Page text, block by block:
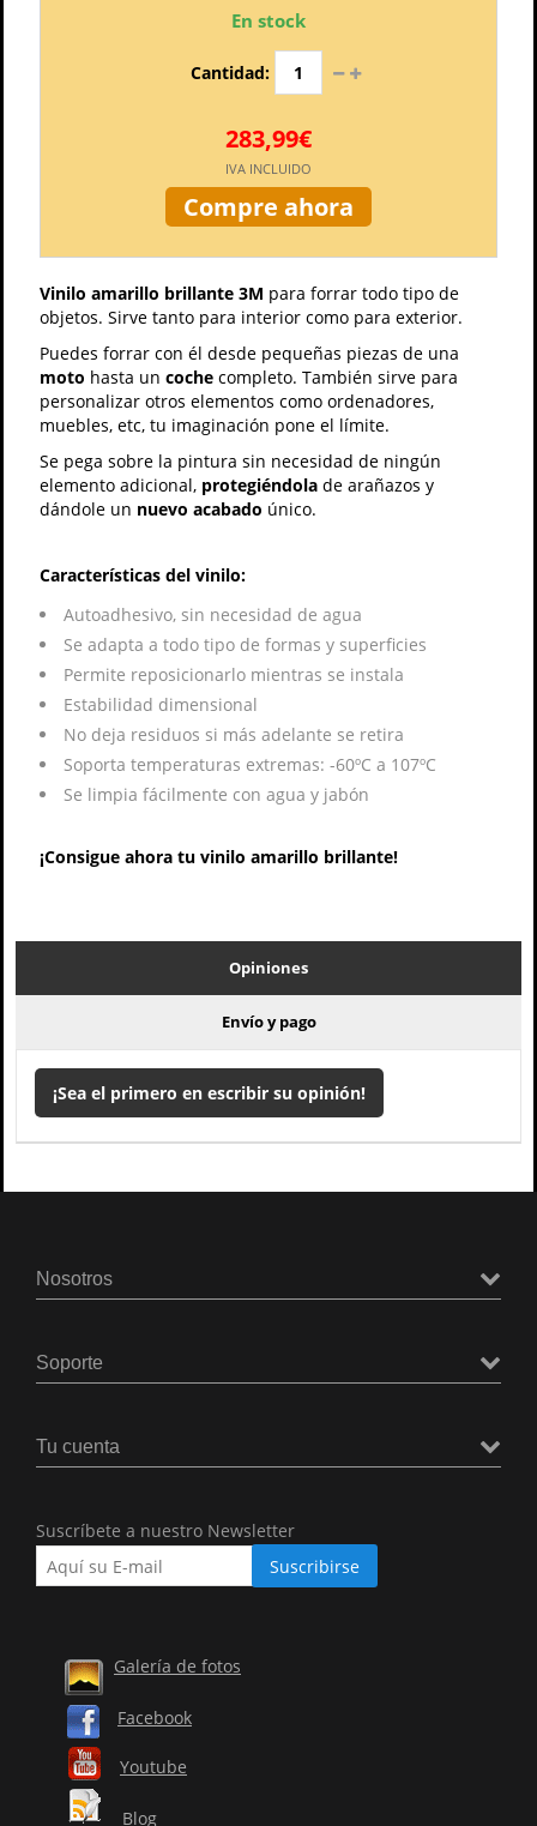
En stock
Cantidad:
283,99€
IVA INCLUIDO
Compre ahora
Vinilo amarillo brillante 3M para forrar todo tipo de
objetos. Sirve tanto para interior como para exterior.
Puedes forrar con él desde pequeñas piezas de una
moto hasta un coche completo. También sirve para
personalizar otros elementos como ordenadores,
muebles, etc, tu imaginación pone el límite.
Se pega sobre la pintura sin necesidad de ningún
elemento adicional, protegiéndola de arañazos y
dándole un nuevo acabado único.
Características del vinilo:
Autoadhesivo, sin necesidad de agua
Se adapta a todo tipo de formas y superficies
Permite reposicionarlo mientras se instala
Estabilidad dimensional
No deja residuos si más adelante se retira
Soporta temperaturas extremas: -60ºC a 107ºC
Se limpia fácilmente con agua y jabón
¡Consigue ahora tu vinilo amarillo brillante!
Opiniones
Envío y pago
¡Sea el primero en escribir su opinión!
Nosotros
Soporte
Tu cuenta
Suscríbete a nuestro Newsletter
Galería de fotos
Facebook
Youtube
Blog